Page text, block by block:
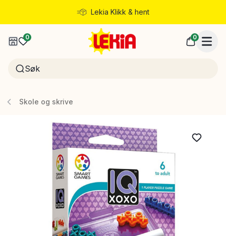
Lekia Klikk & hent
Rask levering
0 0
Skole og skrive